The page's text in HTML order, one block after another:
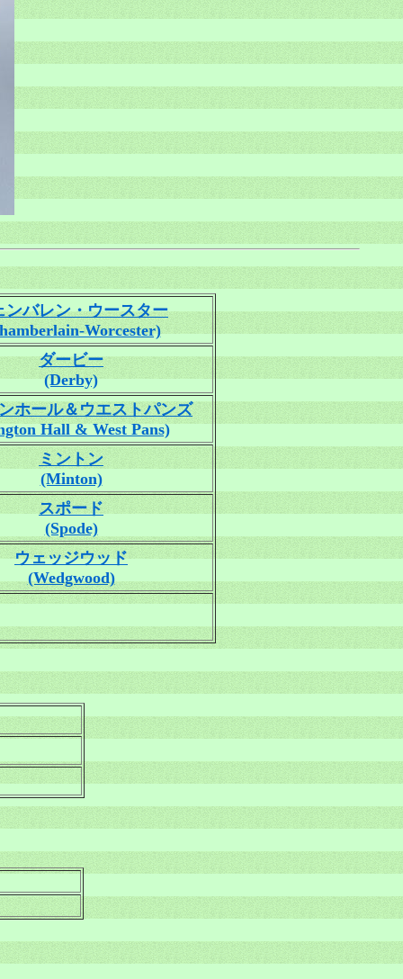
ンバレン・ウースター
Worcester)
ダービー
(Derby)
ホール＆ウエストパンズ
Hall & West Pans)
ミントン
(Minton)
スポード
(Spode)
ウェッジウッド
(Wedgwood)